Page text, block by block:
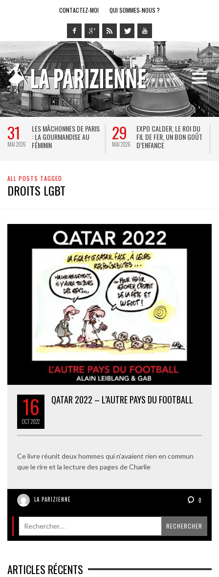
CONTACTEZ-MOI QUI SOMMES-NOUS ?
31
MAI 2026
LES MÂCHONNES DE PARIS
: LA GOURMANDISE AU
FÉMININ
29
MAI 2026
EXPO CALDER, LE ROI DU
FIL DE FER, UN BON GOÛT
D’ENFANCE
ALL POSTS TAGGED
DROITS LGBT
16
OCT2022
QATAR 2022 – L’AUTRE PAYS DU FOOTBALL
Ce livre réunit deux hommes qui n’avaient rien en commun
que le rire et la lecture des pages de Charlie
LA PARIZIENNE 0
ARTICLES RÉCENTS